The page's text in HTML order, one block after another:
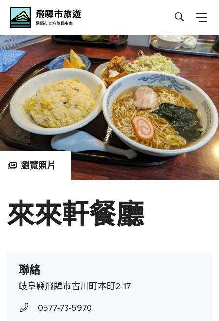
瀏覽照片
來來軒餐廳
聯絡
岐阜縣飛驒市古川町本町2-17
0577-73-5970